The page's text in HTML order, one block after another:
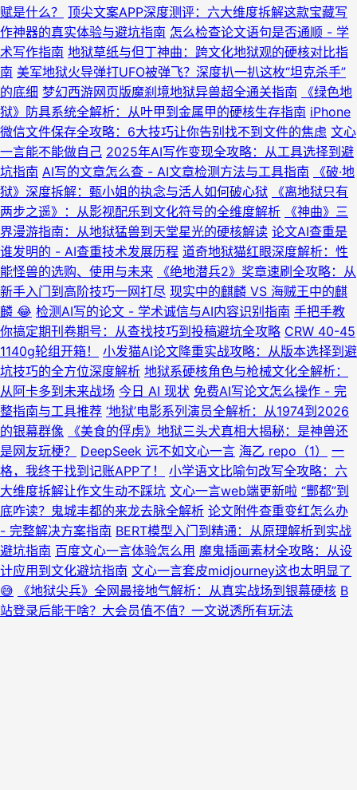
赋是什么？
顶尖文案APP深度测评：六大维度拆解这款宝藏写
作神器的真实体验与避坑指南 怎么检查论文语句是否通顺 - 学
术写作指南 地狱草纸与但丁神曲：跨文化地狱观的硬核对比指
南 美军地狱火导弹打UFO被弹飞？深度扒一扒这枚“坦克杀手”
的底细 梦幻西游网页版魔刹境地狱异兽超全通关指南
《绿色地
狱》防具系统全解析：从叶甲到金属甲的硬核生存指南 iPhone
微信文件保存全攻略：6大技巧让你告别找不到文件的焦虑 文心
一言能不能做自己 2025年AI写作变现全攻略：从工具选择到避
坑指南 AI写的文章怎么查 - AI文章检测方法与工具指南
《破·地
狱》深度拆解：甄小姐的执念与活人如何破心狱
《离地狱只有
两步之遥》：从影视配乐到文化符号的全维度解析
《神曲》三
界漫游指南：从地狱猛兽到天堂星光的硬核解读 论文AI查重是
谁发明的 - AI查重技术发展历程 道奇地狱猫红眼深度解析：性
能怪兽的选购、使用与未来
《绝地潜兵2》奖章速刷全攻略：从
新手入门到高阶技巧一网打尽 现实中的麒麟 VS 海贼王中的麒
麟 😂 检测AI写的论文 - 学术诚信与AI内容识别指南 手把手教
你搞定期刊卷期号：从查找技巧到投稿避坑全攻略 CRW 40-45
1140g轮组开箱！
小发猫AI论文降重实战攻略：从版本选择到避
坑技巧的全方位深度解析 地狱系硬核角色与枪械文化全解析：
从阿卡多到未来战场 今日 AI 现状 免费AI写论文怎么操作 - 完
整指南与工具推荐 ‘地狱’电影系列演员全解析：从1974到2026
的银幕群像
《美食的俘虏》地狱三头犬真相大揭秘：是神兽还
是网友玩梗？
DeepSeek 远不如文心一言 海乙 repo（1）
一
格，我终于找到记账APP了！
小学语文比喻句改写全攻略：六
大维度拆解让作文生动不踩坑 文心一言web端更新啦 “酆都”到
底咋读？鬼城丰都的来龙去脉全解析 论文附件查重变红怎么办
- 完整解决方案指南 BERT模型入门到精通：从原理解析到实战
避坑指南 百度文心一言体验怎么用 魔鬼插画素材全攻略：从设
计应用到文化避坑指南 文心一言套皮midjourney这也太明显了
😅
《地狱尖兵》全网最接地气解析：从真实战场到银幕硬核 B
站登录后能干啥？大会员值不值？一文说透所有玩法